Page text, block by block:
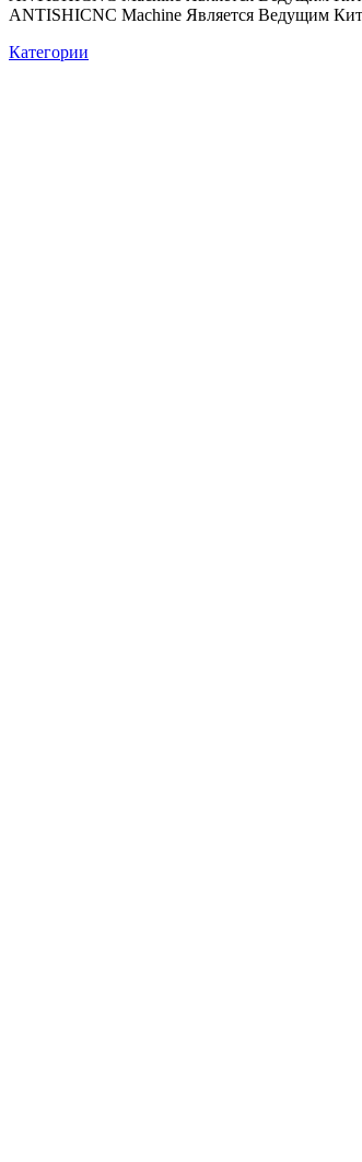
ANTISHICNC Machine Является Ведущим
Категории